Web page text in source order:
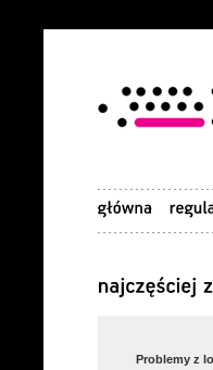
Problemy z